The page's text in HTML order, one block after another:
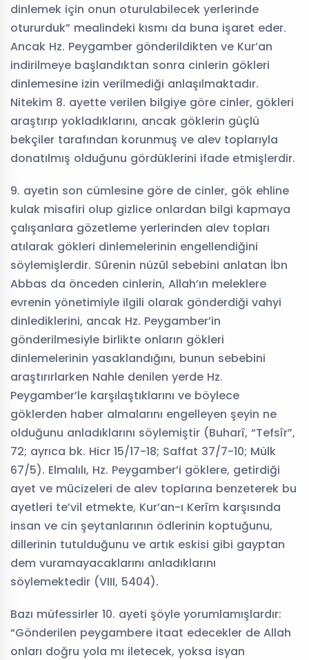
dinlemek için onun oturulabilecek yerlerinde
otururduk” mealindeki kısmı da buna işaret eder.
Ancak Hz. Peygamber gönderildikten ve Kur’an
indirilmeye başlandıktan sonra cinlerin gökleri
dinlemesine izin verilmediği anlaşılmaktadır.
Nitekim 8. ayette verilen bilgiye göre cinler, gökleri
araştırıp yokladıklarını, ancak göklerin güçlü
bekçiler tarafından korunmuş ve alev toplarıyla
donatılmış olduğunu gördüklerini ifade etmişlerdir.
9. ayetin son cümlesine göre de cinler, gök ehline
kulak misafiri olup gizlice onlardan bilgi kapmaya
çalışanlara gözetleme yerlerinden alev topları
atılarak gökleri dinlemelerinin engellendiğini
söylemişlerdir. Sûrenin nüzûl sebebini anlatan İbn
Abbas da önceden cinlerin, Allah’ın meleklere
evrenin yönetimiyle ilgili olarak gönderdiği vahyi
dinlediklerini, ancak Hz. Peygamber’in
gönderilmesiyle birlikte onların gökleri
dinlemelerinin yasaklandığını, bunun sebebini
araştırırlarken Nahle denilen yerde Hz.
Peygamber’le karşılaştıklarını ve böylece
göklerden haber almalarını engelleyen şeyin ne
olduğunu anladıklarını söylemiştir (Buharî, “Tefsîr”,
72; ayrıca bk. Hicr 15/17-18; Saffat 37/7-10; Mülk
67/5). Elmalılı, Hz. Peygamber’i göklere, getirdiği
ayet ve mûcizeleri de alev toplarına benzeterek bu
ayetleri te’vil etmekte, Kur’an-ı Kerîm karşısında
insan ve cin şeytanlarının ödlerinin koptuğunu,
dillerinin tutulduğunu ve artık eskisi gibi gayptan
dem vuramayacaklarını anladıklarını
söylemektedir (VIII, 5404).
Bazı müfessirler 10. ayeti şöyle yorumlamışlardır:
“Gönderilen peygambere itaat edecekler de Allah
onları doğru yola mı iletecek, yoksa isyan